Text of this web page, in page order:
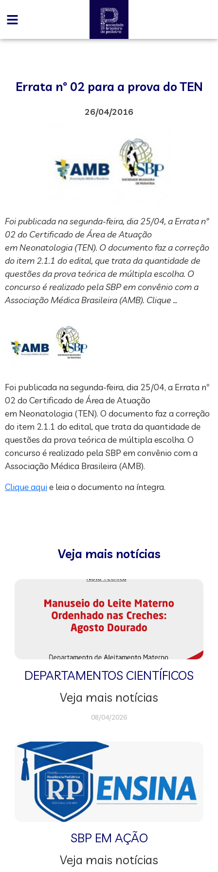
Errata nº 02 para a prova do TEN
26/04/2016
Foi publicada na segunda-feira, dia 25/04, a Errata nº
02 do Certificado de Área de Atuação
em Neonatologia (TEN). O documento faz a correção
do item 2.1.1 do edital, que trata da quantidade de
questões da prova teórica de múltipla escolha. O
concurso é realizado pela SBP em convênio com a
Associação Médica Brasileira (AMB). Clique …
Foi publicada na segunda-feira, dia 25/04, a Errata nº
02 do Certificado de Área de Atuação
em Neonatologia (TEN). O documento faz a correção
do item 2.1.1 do edital, que trata da quantidade de
questões da prova teórica de múltipla escolha. O
concurso é realizado pela SBP em convênio com a
Associação Médica Brasileira (AMB).
Clique aqui e leia o documento na íntegra.
Veja mais notícias
DEPARTAMENTOS CIENTÍFICOS
Veja mais notícias
08/04/2026
SBP EM AÇÃO
Veja mais notícias